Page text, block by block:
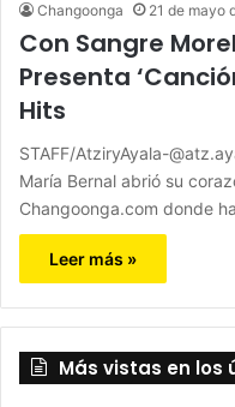
Changoonga 21 de mayo
Con Sangre
Presenta
Hits
STAFF/AtziryAyala-
María Bernal abrió su
Changoonga.com donde
Leer más »
Más vistas en los